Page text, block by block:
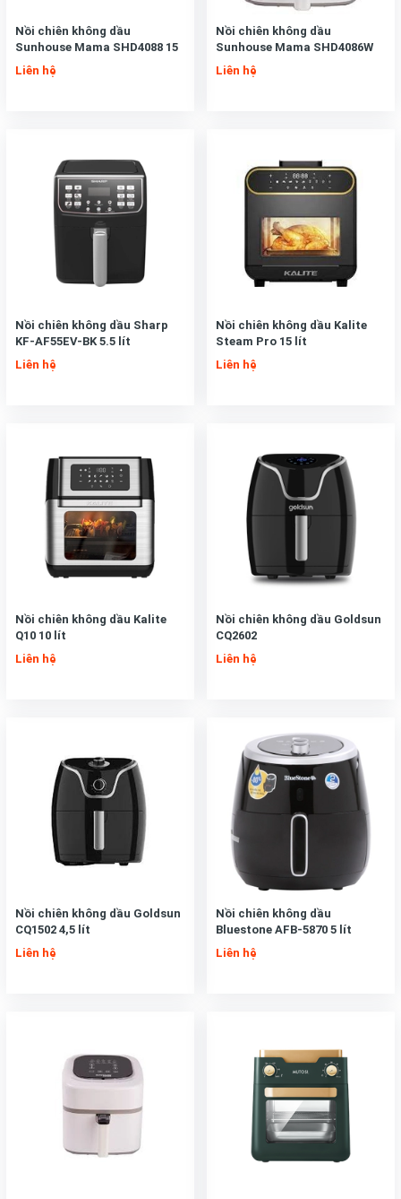
Nồi chiên không dầu
Sunhouse Mama SHD4088 15
lít 1700W
Liên hệ
Nồi chiên không dầu
Sunhouse Mama SHD4086W
Liên hệ
Nồi chiên không dầu Sharp
KF-AF55EV-BK 5.5 lít
Liên hệ
Nồi chiên không dầu Kalite
Steam Pro 15 lít
Liên hệ
Nồi chiên không dầu Kalite
Q10 10 lít
Liên hệ
Nồi chiên không dầu Goldsun
CQ2602
Liên hệ
Nồi chiên không dầu Goldsun
CQ1502 4,5 lít
Liên hệ
Nồi chiên không dầu
Bluestone AFB-5870 5 lít
Liên hệ